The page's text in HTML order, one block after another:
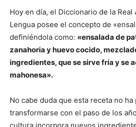
Hoy en día, el Diccionario de la Real
Lengua posee el concepto de
definiéndola como: «ensalada de
zanahoria y huevo cocido,
ingredientes, que se sirve fría y se
mahonesa».
No cabe duda que esta receta no ha
transformarse con el paso de los
cultura incorpora nuevos